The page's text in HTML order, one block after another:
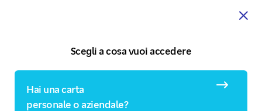
Scegli a cosa vuoi accedere
Hai una carta
personale o aziendale?